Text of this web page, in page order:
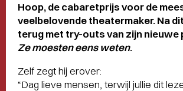
Hoop, de cabaretprijs voor de
veelbelovende theatermaker. Na
terug met try-outs van zijn nieuwe
Ze moesten eens weten.
Zelf zegt hij erover:
“Dag lieve mensen, terwijl jullie dit